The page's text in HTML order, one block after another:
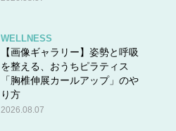
WELLNESS
【画像ギャラリー】姿勢と呼吸
を整える、おうちピラティス
「胸椎伸展カールアップ」のや
り方
2026.08.07